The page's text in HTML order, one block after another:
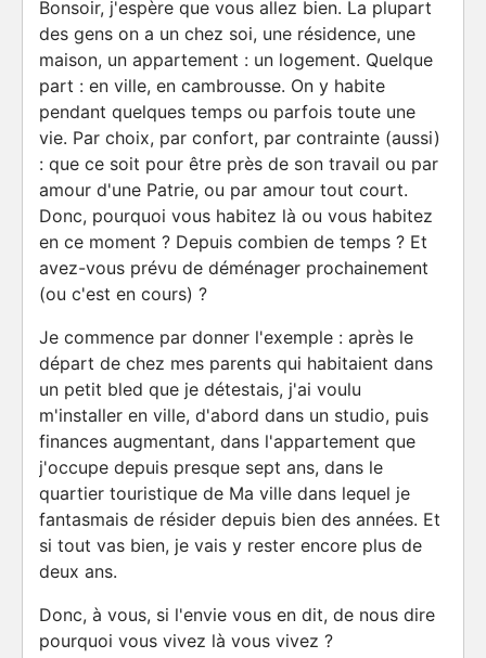
Bonsoir, j'espère que vous allez bien. La plupart
des gens on a un chez soi, une résidence, une
maison, un appartement : un logement. Quelque
part : en ville, en cambrousse. On y habite
pendant quelques temps ou parfois toute une
vie. Par choix, par confort, par contrainte (aussi)
: que ce soit pour être près de son travail ou par
amour d'une Patrie, ou par amour tout court.
Donc, pourquoi vous habitez là ou vous habitez
en ce moment ? Depuis combien de temps ? Et
avez-vous prévu de déménager prochainement
(ou c'est en cours) ?
Je commence par donner l'exemple : après le
départ de chez mes parents qui habitaient dans
un petit bled que je détestais, j'ai voulu
m'installer en ville, d'abord dans un studio, puis
finances augmentant, dans l'appartement que
j'occupe depuis presque sept ans, dans le
quartier touristique de Ma ville dans lequel je
fantasmais de résider depuis bien des années. Et
si tout vas bien, je vais y rester encore plus de
deux ans.
Donc, à vous, si l'envie vous en dit, de nous dire
pourquoi vous vivez là vous vivez ?